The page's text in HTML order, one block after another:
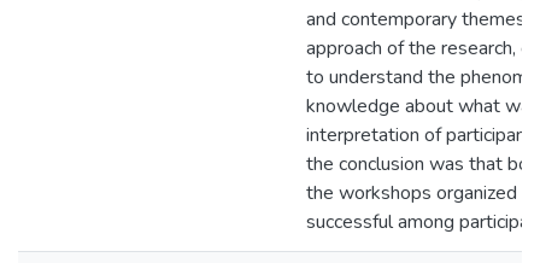
and contemporary themes.
approach of the research,
to understand the
knowledge about what
interpretation of
the conclusion was that
the workshops organized
successful among